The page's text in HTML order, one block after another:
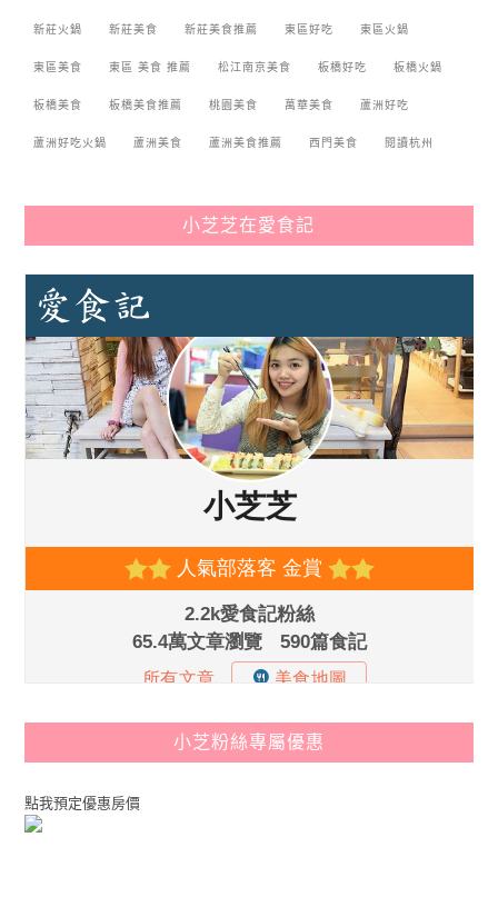
新莊火鍋 新莊美食 新莊美食推薦 東區好吃 東區火鍋
東區美食 東區 美食 推薦 松江南京美食 板橋好吃 板橋火鍋
板橋美食 板橋美食推薦 桃園美食 萬華美食 蘆洲好吃
蘆洲好吃火鍋 蘆洲美食 蘆洲美食推薦 西門美食 閱讀杭州
小芝芝在愛食記
小芝粉絲專屬優惠
點我預定優惠房價